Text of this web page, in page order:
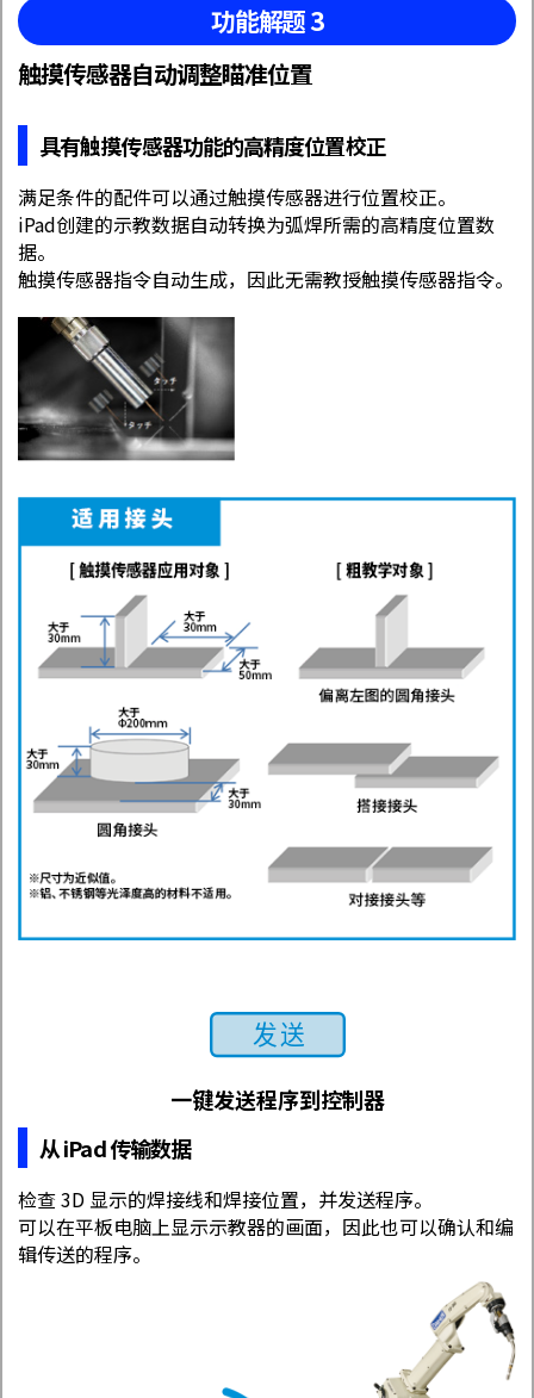
功能解题 3
触摸传感器自动调整瞄准位置
具有触摸传感器功能的高精度位置校正
满足条件的配件可以通过触摸传感器进行位置校正。
iPad创建的示教数据自动转换为弧焊所需的高精度位置数
据。
触摸传感器指令自动生成，因此无需教授触摸传感器指令。
一键发送程序到控制器
从 iPad 传输数据
检查 3D 显示的焊接线和焊接位置，并发送程序。
可以在平板电脑上显示示教器的画面，因此也可以确认和编
辑传送的程序。